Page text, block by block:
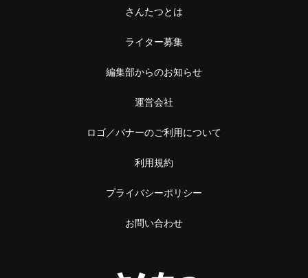
さんたつとは
ライター募集
編集部からのお知らせ
運営会社
ロゴ／バナーのご利用について
利用規約
プライバシーポリシー
お問い合わせ